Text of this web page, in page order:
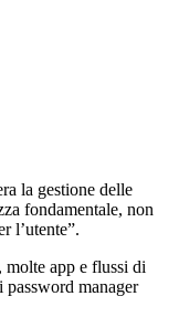
la gestione delle
fondamentale, non
l’utente”.
molte app e flussi di
manager